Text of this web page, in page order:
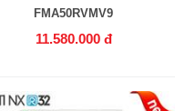
FMA50RVMV9
11.580.000 đ